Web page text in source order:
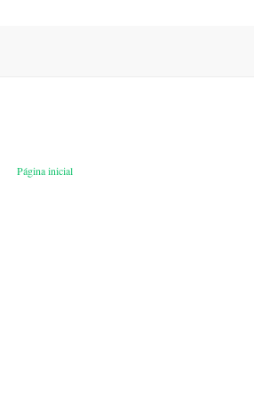
Página inicial